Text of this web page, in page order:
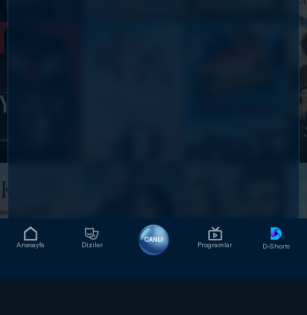
Anasayfa Diziler
CANLI
Programlar D-Shorts